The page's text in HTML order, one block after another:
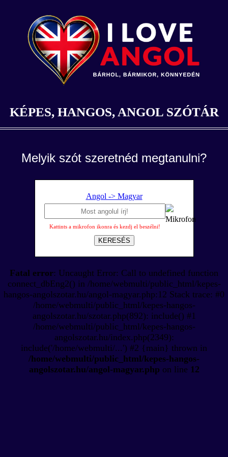
KÉPES, HANGOS, ANGOL SZÓTÁR
Melyik szót szeretnéd megtanulni?
Angol -> Magyar
Kattints a mikrofon ikonra és kezdj el beszélni!
KERESÉS
Fatal error: Uncaught Error: Call to undefined function
connect_dbEng2() in /home/webmulti/public_html/kepes-
hangos-angolszotar.hu/angol-magyar.php:12 Stack trace: #0
/home/webmulti/public_html/kepes-hangos-
angolszotar.hu/szotar.php(892): include() #1
/home/webmulti/public_html/kepes-hangos-
angolszotar.hu/index.php(2349):
include('/home/webmulti/...') #2 {main} thrown in
/home/webmulti/public_html/kepes-hangos-
angolszotar.hu/angol-magyar.php on line 12